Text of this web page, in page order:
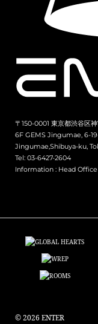
〒150-0001 東京都渋谷区
6F GEMS Jingumae, 6-
Jingumae,Shibuya-ku,
Tel: 03-6427-2604
Information : Head Office
© 2026 ENTER